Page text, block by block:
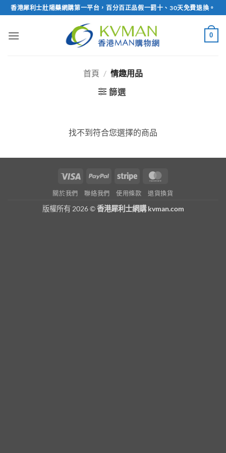
Skip
to
content
香港犀利士壯陽藥網購第一平台，百分百正品假一罰十、30天免費退換。
0
首頁 / 情趣用品
篩選
找不到符合您選擇的商品
Visa PayPal Stripe
關於我們 聯絡我們 使用條款 退貨換貨
版權所有 2026 ©香港犀利士網購 kvman.com